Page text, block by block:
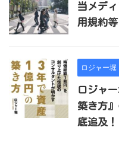
当メデ
用規約
ロジャー堀
ロジャ
築き方
底追及！